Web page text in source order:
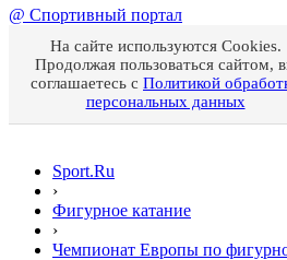
@ Спортивный портал
На сайте используются Cookies.
Продолжая пользоваться сайтом,
соглашаетесь с Политикой
персональных данных
Sport.Ru
›
Фигурное катание
›
Чемпионат Европы по